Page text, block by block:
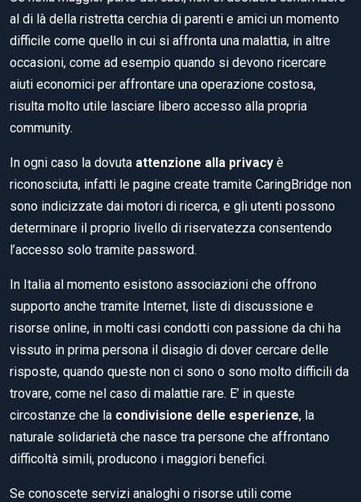
al di là della ristretta cerchia di parenti e amici un momento
difficile come quello in cui si affronta una malattia, in altre
occasioni, come ad esempio quando si devono ricercare
aiuti economici per affrontare una operazione costosa,
risulta molto utile lasciare libero accesso alla propria
community.
In ogni caso la dovuta attenzione alla privacy è
riconosciuta, infatti le pagine create tramite CaringBridge non
sono indicizzate dai motori di ricerca, e gli utenti possono
determinare il proprio livello di riservatezza consentendo
l’accesso solo tramite password.
In Italia al momento esistono associazioni che offrono
supporto anche tramite Internet, liste di discussione e
risorse online, in molti casi condotti con passione da chi ha
vissuto in prima persona il disagio di dover cercare delle
risposte, quando queste non ci sono o sono molto difficili da
trovare, come nel caso di malattie rare. E’ in queste
circostanze che la condivisione delle esperienze, la
naturale solidarietà che nasce tra persone che affrontano
difficoltà simili, producono i maggiori benefici.
Se conoscete servizi analoghi o risorse utili come